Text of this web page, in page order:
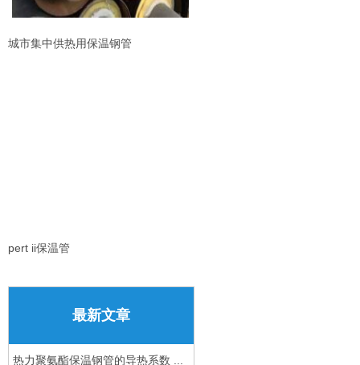
城市集中供热用保温钢管
pert ii保温管
最新文章
热力聚氨酯保温钢管的导热系数 ...